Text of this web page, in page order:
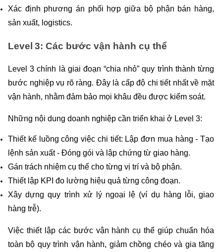
Xác định phương án phối hợp giữa bộ phận bán hàng,
sản xuất, logistics.
Level 3: Các bước vận hành cụ thể
Level 3 chính là giai đoạn “chia nhỏ” quy trình thành từng
bước nghiệp vụ rõ ràng. Đây là cấp độ chi tiết nhất về mặt
vận hành, nhằm đảm bảo mọi khâu đều được kiểm soát.
Những nội dung doanh nghiệp cần triển khai ở Level 3:
Thiết kế luồng công việc chi tiết: Lập đơn mua hàng - Tạo
lệnh sản xuất - Đóng gói và lập chứng từ giao hàng.
Gán trách nhiệm cụ thể cho từng vị trí và bộ phận.
Thiết lập KPI đo lường hiệu quả từng công đoạn.
Xây dựng quy trình xử lý ngoại lệ (ví dụ hàng lỗi, giao
hàng trễ).
Việc thiết lập các bước vận hành cụ thể giúp chuẩn hóa
toàn bộ quy trình vận hành, giảm chồng chéo và gia tăng